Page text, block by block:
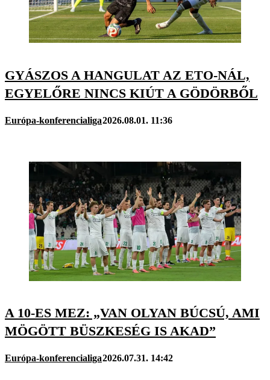
GYÁSZOS A HANGULAT AZ ETO-NÁL,
EGYELŐRE NINCS KIÚT A GÖDÖRBŐL
Európa-konferencialiga2026.08.01. 11:36
A 10-ES MEZ: „VAN OLYAN BÚCSÚ, AMI
MÖGÖTT BÜSZKESÉG IS AKAD”
Európa-konferencialiga2026.07.31. 14:42